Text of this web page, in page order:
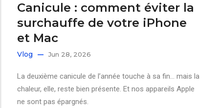
Canicule : comment éviter la
surchauffe de votre iPhone
et Mac
Vlog Jun 28, 2026
La deuxième canicule de l’année touche à sa fin… mais la
chaleur, elle, reste bien présente. Et nos appareils Apple
ne sont pas épargnés.